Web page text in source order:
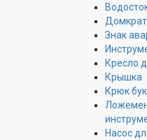
Домкрат
Знак
Кресло
Крышка
Крюк
Насос